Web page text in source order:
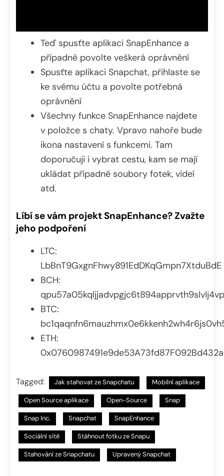
Teď spusťte aplikaci SnapEnhance a
případně povolte veškerá oprávnění
Spusťte aplikaci Snapchat, přihlaste se
ke svému účtu a povolte potřebná
oprávnění
Všechny funkce SnapEnhance najdete
v položce s chaty. Vpravo nahoře bude
ikona nastavení s funkcemi. Tam
doporučuji i vybrat cestu, kam se mají
ukládat případně soubory fotek, videí
atd.
Líbí se vám projekt SnapEnhance? Zvažte
jeho podpoření
LTC:
LbBnT9GxgnFhwy891EdDKqGmpn7XtduBdE
BCH:
BTC:
ETH:
Tagged: Jak stahovat ze Snapchatu Mobilní aplikace
Open Source aplikace Open-Source Snap
Snap Inc. Snapchat SnapEnhance
Sociální sítě Stáhnout fotku ze Snapu
Stahování ze Snapchatu Upravený Snapchat